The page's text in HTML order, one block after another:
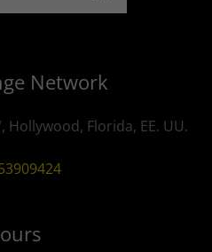
Network
Hollywood, Florida, EE. UU.